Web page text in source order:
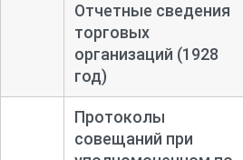
Отчетные сведения
торговых
организаций (1928
год)
Протоколы
совещаний при